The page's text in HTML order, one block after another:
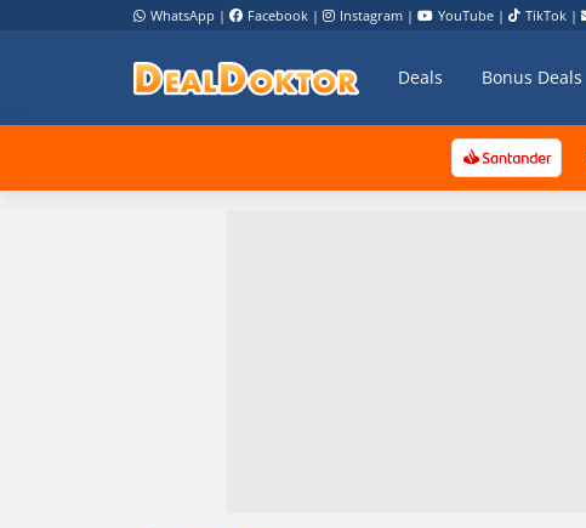
WhatsApp | Facebook | Instagram | YouTube | TikTok |
Deals Bonus Deals